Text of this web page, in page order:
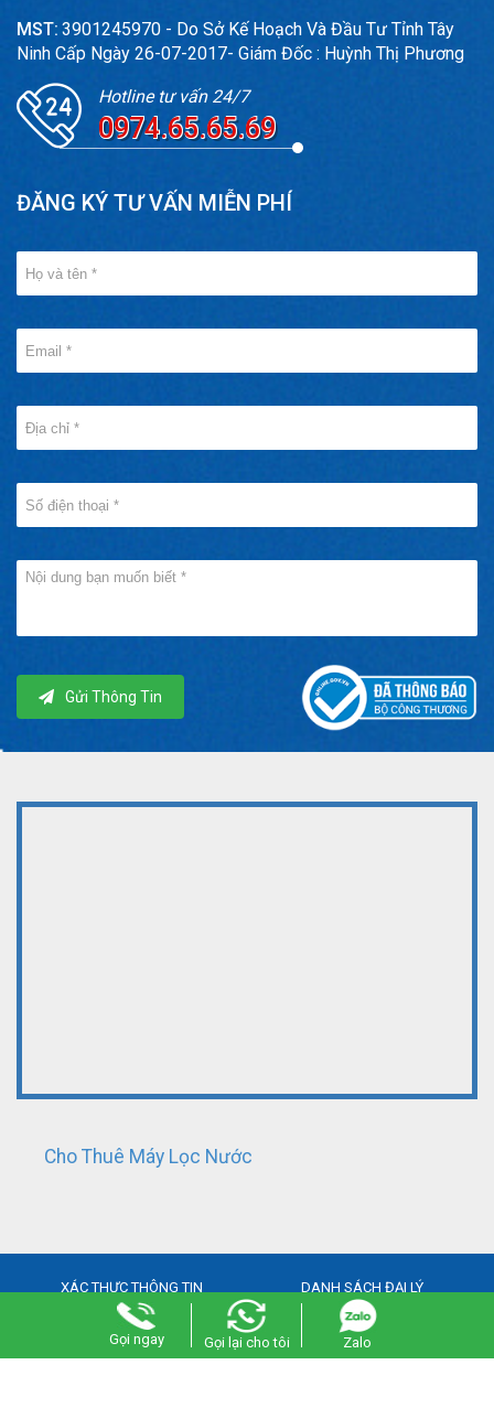
MST: 3901245970 - Do Sở Kế Hoạch Và Đầu Tư Tỉnh Tây
Ninh Cấp Ngày 26-07-2017- Giám Đốc : Huỳnh Thị Phương
Hotline tư vấn 24/7
0974.65.65.69
ĐĂNG KÝ TƯ VẤN MIỄN PHÍ
Gửi Thông Tin
Cho Thuê Máy Lọc Nước
XÁC THỰC THÔNG TIN DANH SÁCH ĐẠI LÝ
Copyright 2021locnuocphuongchi.com
Gọi ngay Gọi lại cho tôi Zalo